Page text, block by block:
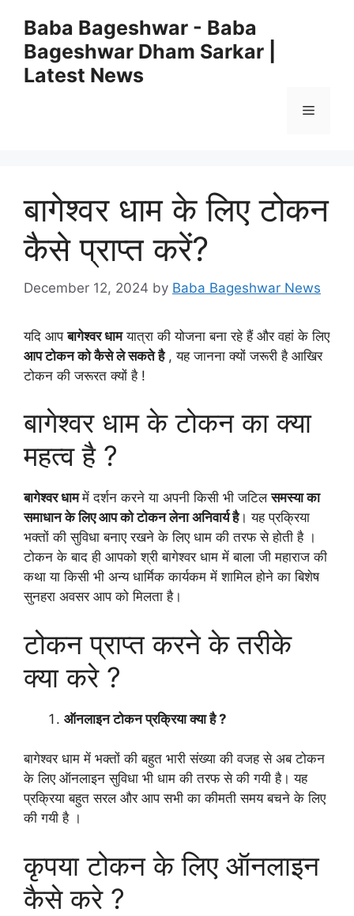
content
Baba Bageshwar - Baba
Bageshwar Dham Sarkar |
Latest News
Menu
बागेश्वर धाम के लिए टोकन
कैसे प्राप्त करें?
December 12, 2024 by Baba Bageshwar News
यदि आपबागेश्वर धामयात्रा की योजना बना रहे हैं और वहां के लिए
आप टोकन को कैसे ले सकते है, यह जानना क्यों जरूरी है आखिर
टोकन की जरूरत क्यों है !
बागेश्वर धाम के टोकन का क्या
महत्व है ?
बागेश्वर धाममें दर्शन करने या अपनी किसी भी जटिलसमस्या का
समाधान के लिए आप को टोकन लेना अनिवार्य है। यह प्रक्रिया
भक्तों की सुविधा बनाए रखने के लिए धाम की तरफ से होती है ।
टोकन के बाद ही आपको श्री बागेश्वर धाम में बाला जी महाराज की
कथा या किसी भी अन्य धार्मिक कार्यकम में शामिल होने का बिशेष
सुनहरा अवसर आप को मिलता है।
टोकन प्राप्त करने के तरीके
क्या करे ?
ऑनलाइन टोकन प्रक्रिया क्या है ?
बागेश्वर धाम में भक्तों की बहुत भारी संख्या की वजह से अब टोकन
के लिए ऑनलाइन सुविधा भी धाम की तरफ से की गयी है। यह
प्रक्रिया बहुत सरल और आप सभी का कीमती समय बचने के लिए
की गयी है ।
कृपया टोकन के लिए ऑनलाइन
कैसे करे ?